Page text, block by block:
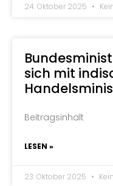
24. Oktober 2025
sich mit
Beitragsinhalt
LESEN »
23. Oktober 2025